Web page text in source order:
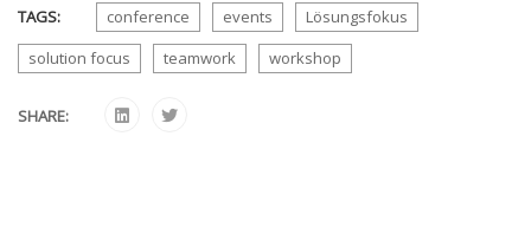
TAGS: conference events
Lösungsfokus
solution focus
teamwork workshop
SHARE: